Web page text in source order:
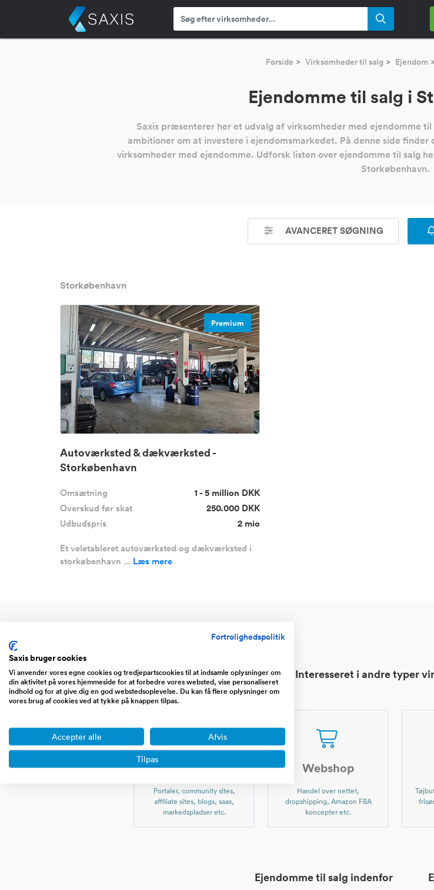
Forside Virksomheder til salg Ejendom
Ejendomme til salg i
Saxis præsenterer her et udvalg af virksomheder med ejendomme
ambitioner om at investere i ejendomsmarkedet. På denne side
virksomheder med ejendomme. Udforsk listen over ejendomme til salg
Storkøbenhavn.
AVANCERET SØGNING
Storkøbenhavn
Premium
Autoværksted & dækværksted -
Storkøbenhavn
Omsætning
1 - 5 million DKK
Overskud før skat
250.000 DKK
Udbudspris
2 mio
Et veletableret autoværksted og dækværksted i
storkøbenhavn ... Læs mere
Interesseret i andre typer
Website
Portaler, community sites,
affiliate sites, blogs, saas,
markedspladser etc.
Webshop
Handel over nettet,
dropshipping, Amazon FBA
koncepter etc.
Ejendomme til salg indenfor
Fortrolighedspolitik
Saxis bruger cookies
Vi anvender vores egne cookies og tredjepartscookies til at indsamle oplysninger om
din aktivitet på vores hjemmeside for at forbedre vores websted, vise personaliseret
indhold og for at give dig en god webstedsoplevelse. Du kan få flere oplysninger om
vores brug af cookies ved at tykke på knappen tilpas.
Accepter alle Afvis
Tilpas